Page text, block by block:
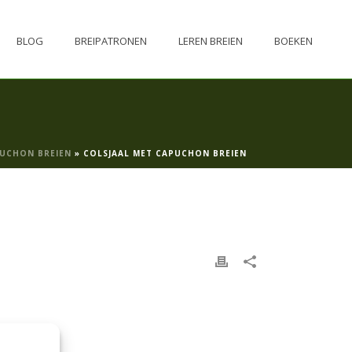
BLOG BREIPATRONEN LEREN BREIEN BOEKEN
BREIEN » COLSJAAL MET CAPUCHON BREIEN